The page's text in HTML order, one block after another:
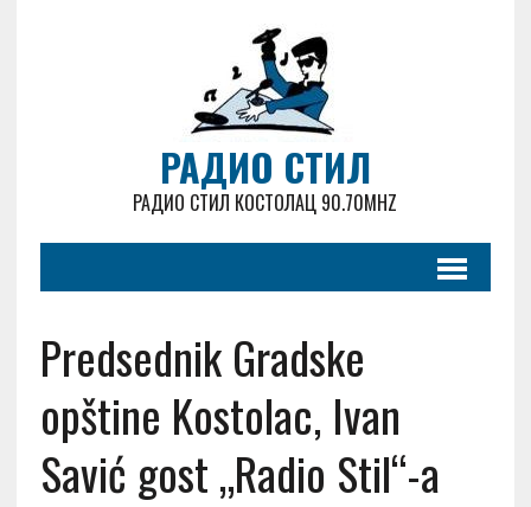
РАДИО СТИЛ
РАДИО СТИЛ КОСТОЛАЦ 90.70MHZ
Predsednik Gradske
opštine Kostolac, Ivan
Savić gost „Radio Stil“-a